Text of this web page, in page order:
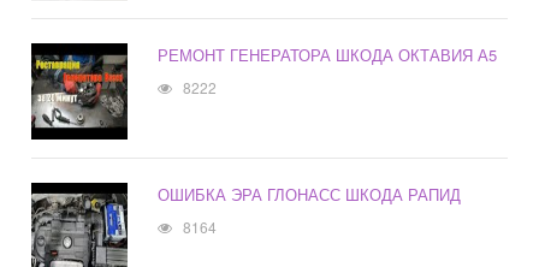
РЕМОНТ ГЕНЕРАТОРА ШКОДА ОКТАВИЯ А5
8222
ОШИБКА ЭРА ГЛОНАСС ШКОДА РАПИД
8164